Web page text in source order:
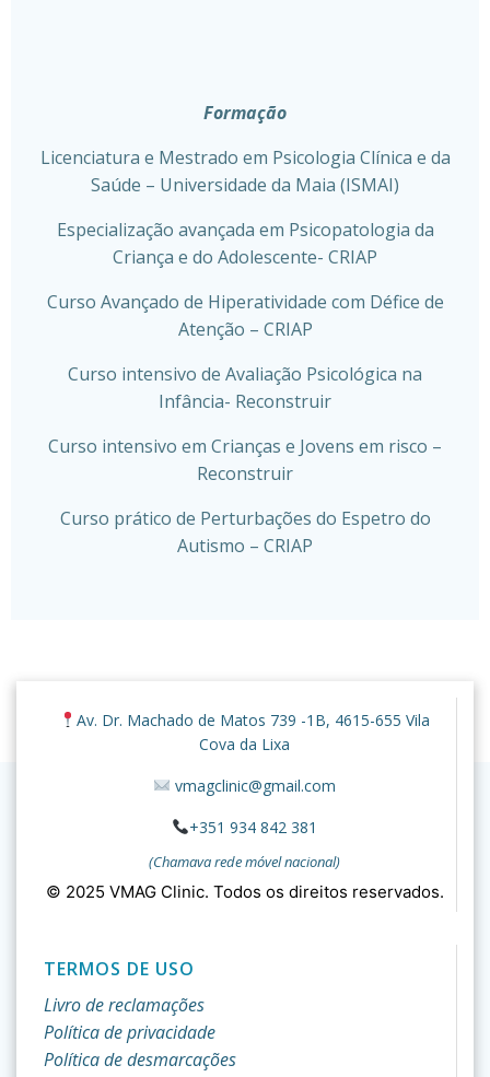
Formação
Licenciatura e Mestrado em Psicologia Clínica e da
Saúde – Universidade da Maia (ISMAI)
Especialização avançada em Psicopatologia da
Criança e do Adolescente- CRIAP
Curso Avançado de Hiperatividade com Défice de
Atenção – CRIAP
Curso intensivo de Avaliação Psicológica na
Infância- Reconstruir
Curso intensivo em Crianças e Jovens em risco –
Reconstruir
Curso prático de Perturbações do Espetro do
Autismo – CRIAP
© 2026 VMAG Clinic. Created for free using WordPress
andColibri
Av. Dr. Machado de Matos 739 -1B, 4615-655 Vila
Cova da Lixa
vmagclinic@gmail.com
+351 934 842 381
(Chamava rede móvel nacional)
© 2025 VMAG Clinic. Todos os direitos reservados.
TERMOS DE USO
Livro de reclamações
Política de privacidade
Política de desmarcações